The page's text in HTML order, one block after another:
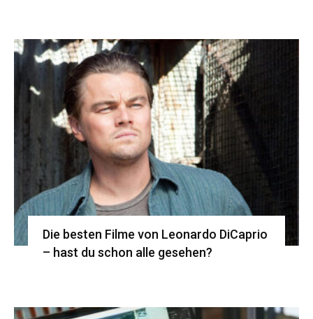
Die besten Filme von Leonardo DiCaprio
– hast du schon alle gesehen?